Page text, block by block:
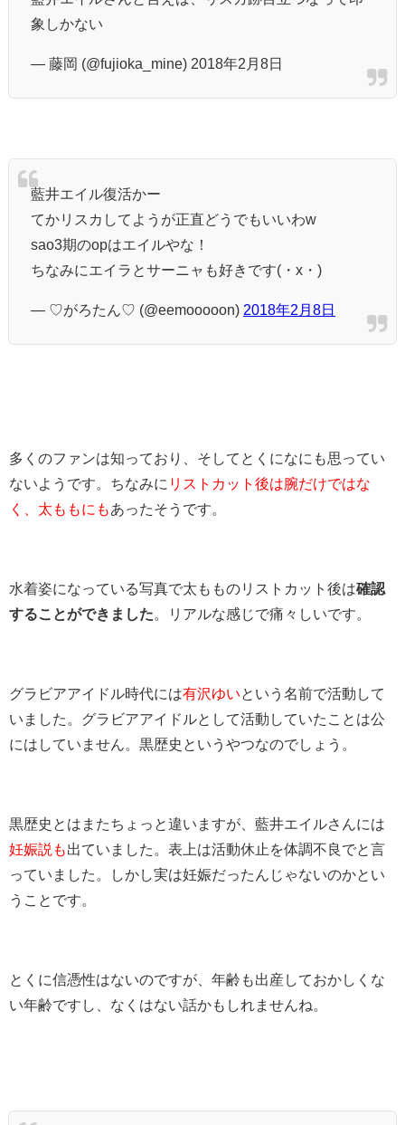
象しかない
— 藤岡 (@fujioka_mine) 2018年2月8日
藍井エイル復活かー
てかリスカしてようが正直どうでもいいわw
sao3期のopはエイルやな！
ちなみにエイラとサーニャも好きです(・x・)
— ♡がろたん♡ (@eemooooon) 2018年2月8日
多くのファンは知っており、そしてとくになにも思ってい
ないようです。ちなみに リストカット後は腕だけではな
く、太ももにもあったそうです。
水着姿になっている写真で太もものリストカット後は確認
することができました 。リアルな感じで痛々しいです。
グラビアアイドル時代には有沢ゆい という名前で活動して
いました。グラビアアイドルとして活動していたことは公
にはしていません。黒歴史というやつなのでしょう。
黒歴史とはまたちょっと違いますが、藍井エイルさんには
妊娠説も出ていました。表上は活動休止を体調不良でと言
っていました。しかし実は妊娠だったんじゃないのかとい
うことです。
とくに信憑性はないのですが、年齢も出産しておかしくな
い年齢ですし、なくはない話かもしれませんね。